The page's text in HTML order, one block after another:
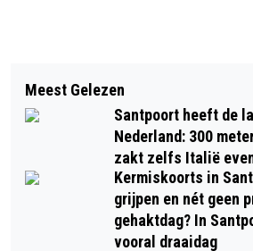
VAN ‘PUPPY LOVE’ TOT
HORSES’
‘SANDSATION!’
VOOR JONGEREN MET
DWARSHUIS
Meest Gelezen
Santpoort heeft de
Nederland: 300
zakt zelfs Italië
Kermiskoorts in
grijpen en nét geen
gehaktdag? In
vooral draaidag